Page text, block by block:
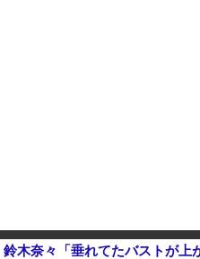
鈴木奈々「垂れてたバストが上